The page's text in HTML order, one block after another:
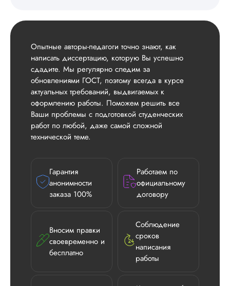
Опытные авторы-педагоги точно знают, как
написать диссертацию, которую Вы успешно
сдадите. Мы регулярно следим за
обновлениями ГОСТ, поэтому всегда в курсе
актуальных требований, выдвигаемых к
оформлению работы. Поможем решить все
Ваши проблемы с подготовкой студенческих
работ по любой, даже самой сложной
технической теме.
Гарантия
анонимности
заказа 100%
Работаем по
официальному
договору
Вносим правки
своевременно и
бесплатно
Соблюдение
сроков
написания
работы